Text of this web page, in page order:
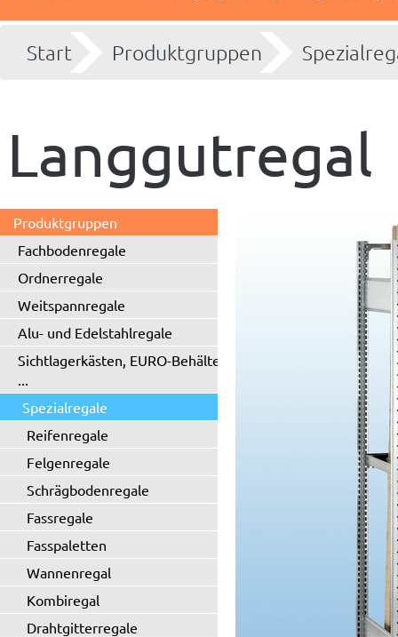
Start Produktgruppen
Langgutregal
Produktgruppen
Fachbodenregale
Ordnerregale
Weitspannregale
Alu- und Edelstahlregale
Sichtlagerkästen, EURO-Behälter
...
Spezialregale
Reifenregale
Felgenregale
Schrägbodenregale
Fassregale
Fasspaletten
Wannenregal
Kombiregal
Drahtgitterregale